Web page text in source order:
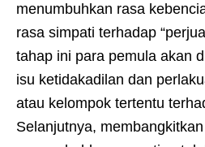
menumbuhkan rasa
rasa simpati terhadap
tahap ini para pemula akan
isu ketidakadilan dan
atau kelompok tertentu
Selanjutnya,